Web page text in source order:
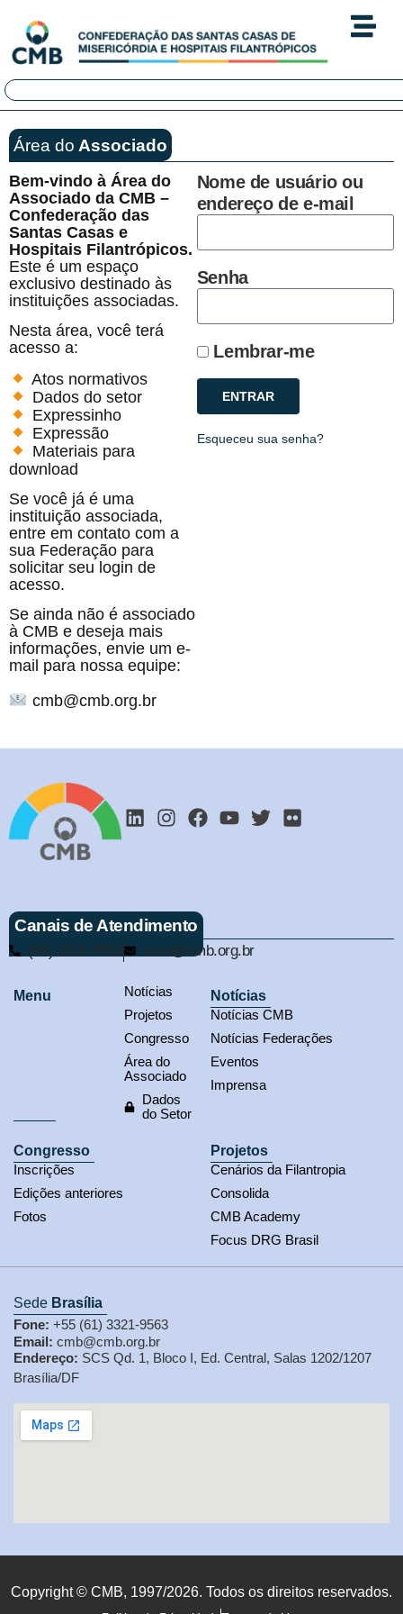
Área do Associado
Bem-vindo à Área do
Associado da CMB –
Confederação das
Santas Casas e
Hospitais Filantrópicos.
Este é um espaço
exclusivo destinado às
instituições associadas.
Nesta área, você terá
acesso a:
Atos normativos
Dados do setor
Expressinho
Expressão
Materiais para
download
Se você já é uma
instituição associada,
entre em contato com a
sua Federação para
solicitar seu login de
acesso.
Se ainda não é associado
à CMB e deseja mais
informações, envie um e-
mail para nossa equipe:
cmb@cmb.org.br
Nome de usuário ou
endereço de e-mail
Senha
Lembrar-me
ENTRAR
Esqueceu sua senha?
Canais de Atendimento
(61) 3321-9563 cmb@cmb.org.br
Menu
Notícias
Projetos
Congresso
Área do
Associado
Dados
do Setor
Notícias
Notícias CMB
Notícias Federações
Eventos
Imprensa
Congresso
Inscrições
Edições anteriores
Fotos
Projetos
Cenários da Filantropia
Consolida
CMB Academy
Focus DRG Brasil
Sede Brasília
Fone: +55 (61) 3321-9563
Email: cmb@cmb.org.br
Endereço: SCS Qd. 1, Bloco I, Ed. Central, Salas 1202/1207
Brasília/DF
Copyright © CMB, 1997/2026. Todos os direitos reservados.